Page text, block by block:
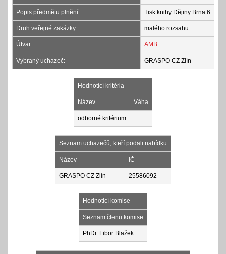
Popis předmětu plnění: Tisk knihy Dějiny Brna 6
Druh veřejné zakázky: malého rozsahu
Útvar: AMB
Vybraný uchazeč: GRASPO CZ Zlín
Hodnotící kritéria
Název Váha
odborné kritérium
Seznam uchazečů, kteří podali nabídku
Název IČ
GRASPO CZ Zlín 25586092
Hodnoticí komise
Seznam členů komise
PhDr. Libor Blažek